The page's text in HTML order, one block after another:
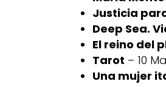
Justicia
Deep Sea.
El reino del
Tarot – 10
Una mujer